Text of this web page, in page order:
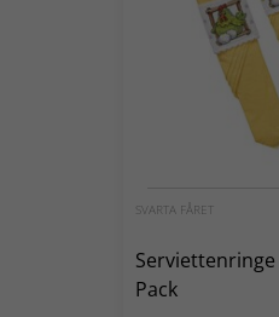
SVARTA FÅRET
Pack